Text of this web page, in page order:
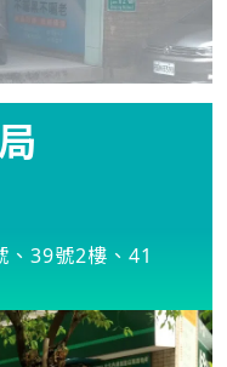
、39號2樓、41